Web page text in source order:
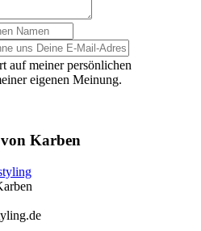
auf meiner persönlichen
eigenen Meinung.
Karben